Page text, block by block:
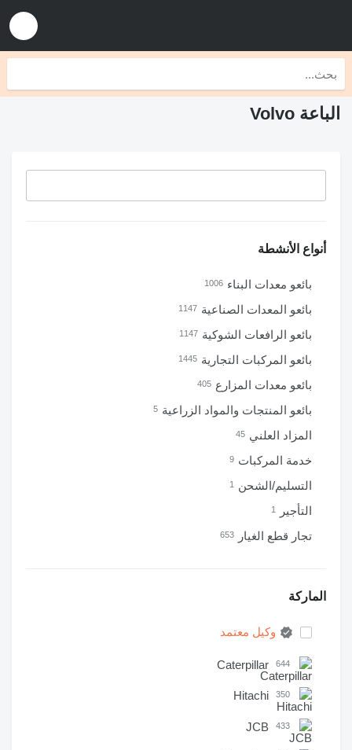
الباعة Volvo
أنواع الأنشطة
بائعو معدات البناء 1006
بائعو المعدات الصناعية 1147
بائعو الرافعات الشوكية 1147
بائعو المركبات التجارية 1445
بائعو معدات المزارع 405
بائعو المنتجات والمواد الزراعية 5
المزاد العلني 45
خدمة المركبات 9
التسليم/الشحن 1
التأجير 1
تجار قطع الغيار 653
الماركة
وكيل معتمد
Caterpillar 644
Hitachi 350
JCB 433